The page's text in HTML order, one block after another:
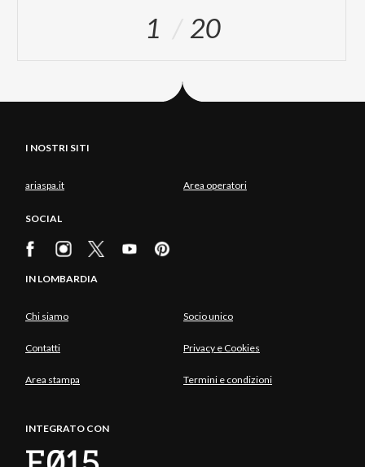
1 20
I NOSTRI SITI
ariaspa.it Area operatori
SOCIAL
IN LOMBARDIA
Chi siamo Socio unico
Contatti Privacy e Cookies
Area stampa Termini e condizioni
INTEGRATO CON